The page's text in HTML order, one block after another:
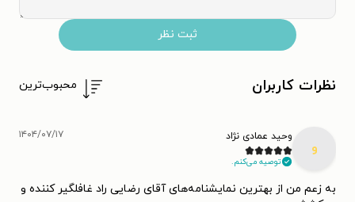
ثبت نظر
نظرات کاربران محبوب‌ترین
و
وحید عمادی نژاد
توصیه می‌کنم.
۱۴۰۴/۰۷/۱۷
به زعم من از بهترین نمایشنامه‌های آقای رضایی راد غافلگیر کننده و